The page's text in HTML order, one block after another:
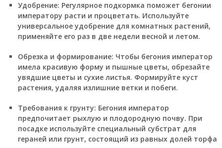
Удобрение: Регулярное подкормка поможет бегонии
императору расти и процветать. Используйте
универсальное удобрение для комнатных растений,
применяйте его раз в две недели весной и летом.
Обрезка и формирование: Чтобы бегония император
имела красивую форму и пышные цветы, обрезайте
увядшие цветы и сухие листья. Формируйте куст
растения, удаляя излишние ветки и побеги.
Требования к грунту: Бегония император
предпочитает рыхлую и плодородную почву. При
посадке используйте специальный субстрат для
гераней или грунт, состоящий из равных долей торфа